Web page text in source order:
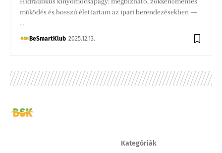
működés és hosszú élettartam az ipari berendezésekben —
…
BeSmartKlub 2025.12.13.
Kategóriák